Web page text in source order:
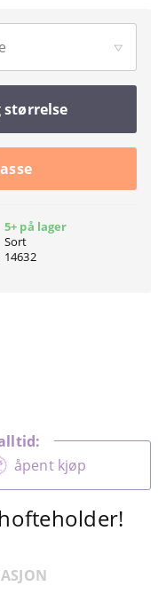
størrelse
5+ på lager
Sort
14632
åpent kjøp